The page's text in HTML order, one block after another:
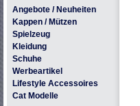
Angebote / Neuheiten
Kappen / Mützen
Spielzeug
Kleidung
Schuhe
Werbeartikel
Lifestyle Accessoires
Cat Modelle